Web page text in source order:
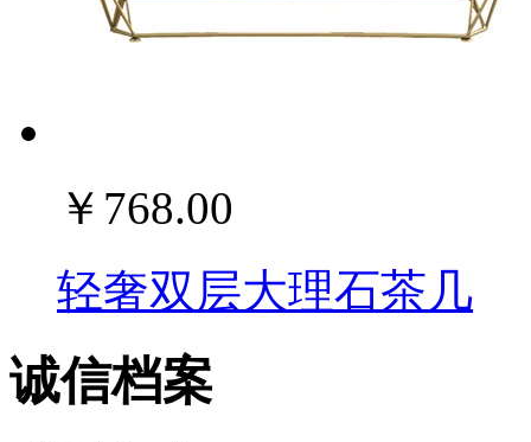
￥768.00
轻奢双层大理石茶几
诚信档案